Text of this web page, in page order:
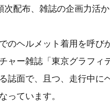
配布、雑誌の企画力活
のヘルメット着用を呼び
ャー雑誌「東京グラフィ
誌面で、且つ、走行中に
っています。